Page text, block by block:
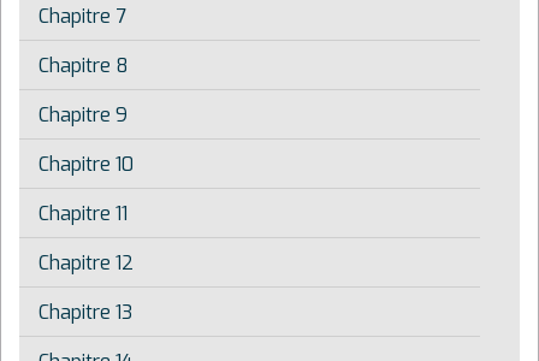
Chapitre 7
Chapitre 8
Chapitre 9
Chapitre 10
Chapitre 11
Chapitre 12
Chapitre 13